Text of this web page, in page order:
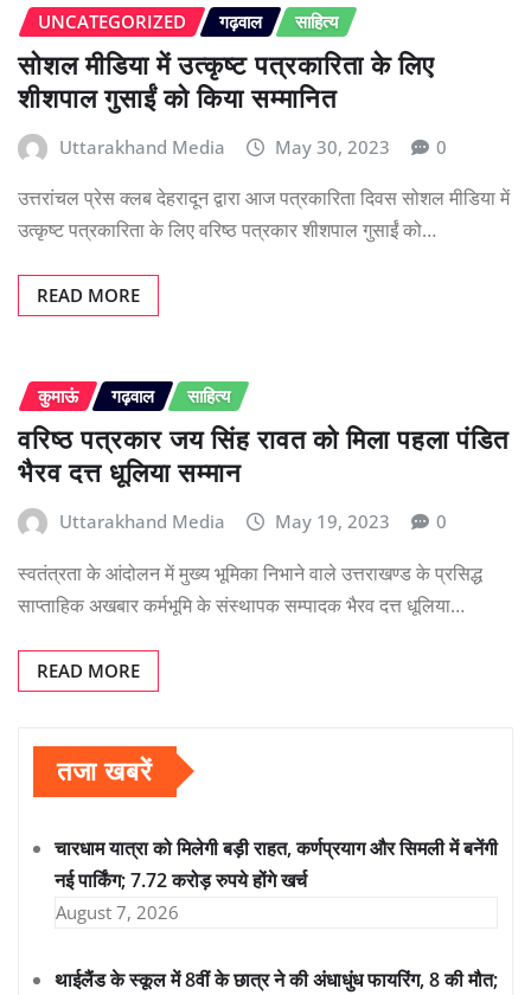
UNCATEGORIZED गढ़वाल साहित्य
सोशल मीडिया में उत्कृष्ट पत्रकारिता के लिए
शीशपाल गुसाईं को किया सम्मानित
Uttarakhand Media May 30, 2023 0
उत्तरांचल प्रेस क्लब देहरादून द्वारा आज पत्रकारिता दिवस सोशल मीडिया में
उत्कृष्ट पत्रकारिता के लिए वरिष्ठ पत्रकार शीशपाल गुसाईं को…
READ MORE
कुमाऊं गढ़वाल साहित्य
वरिष्ठ पत्रकार जय सिंह रावत को मिला पहला पंडित
भैरव दत्त धूलिया सम्मान
Uttarakhand Media May 19, 2023 0
स्वतंत्रता के आंदोलन में मुख्य भूमिका निभाने वाले उत्तराखण्ड के प्रसिद्ध
साप्ताहिक अखबार कर्मभूमि के संस्थापक सम्पादक भैरव दत्त धूलिया…
READ MORE
तजा खबरें
चारधाम यात्रा को मिलेगी बड़ी राहत, कर्णप्रयाग और सिमली में बनेंगी
नई पार्किंग; 7.72 करोड़ रुपये होंगे खर्च
August 7, 2026
थाईलैंड के स्कूल में 8वीं के छात्र ने की अंधाधुंध फायरिंग, 8 की मौत;